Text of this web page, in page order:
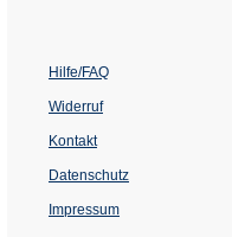
Hilfe/FAQ
Widerruf
Kontakt
Datenschutz
Impressum